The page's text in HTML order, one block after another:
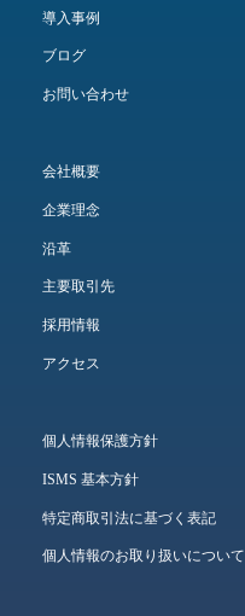
導入事例
ブログ
お問い合わせ
会社概要
企業理念
沿革
主要取引先
採用情報
アクセス
個人情報保護方針
ISMS 基本方針
特定商取引法に基づく表記
個人情報のお取り扱いについて